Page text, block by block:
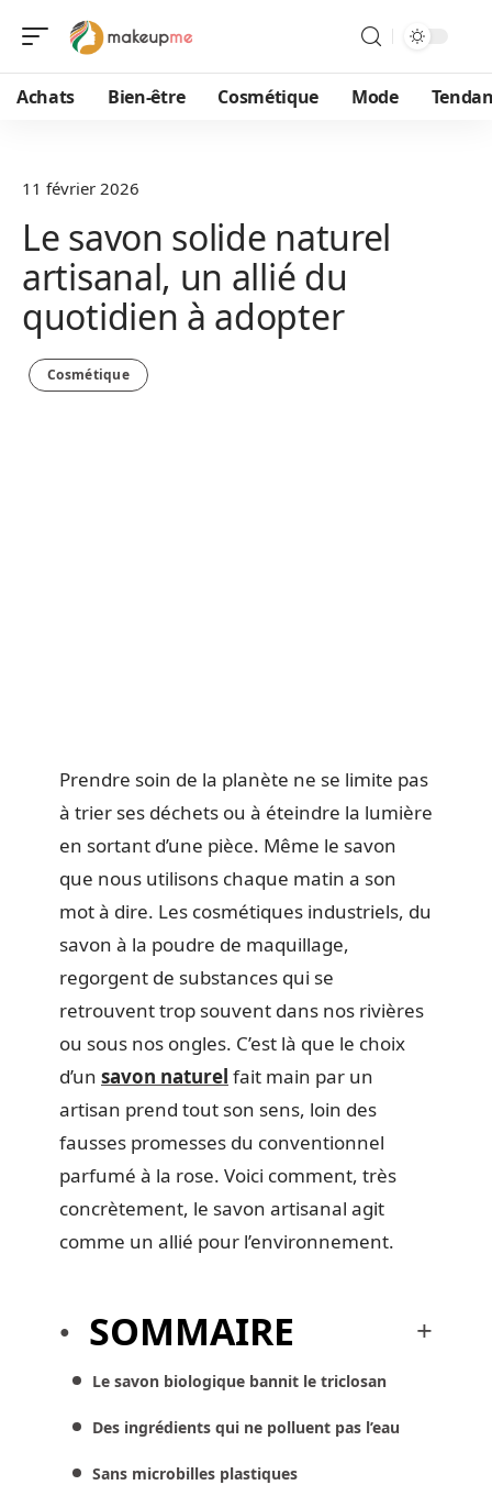
Achats Bien-être Cosmétique Mode
11 février 2026
Le savon solide naturel
artisanal, un allié du
quotidien à adopter
Cosmétique
Prendre soin de la planète ne se limite pas
à trier ses déchets ou à éteindre la lumière
en sortant d’une pièce. Même le savon
que nous utilisons chaque matin a son
mot à dire. Les cosmétiques industriels, du
savon à la poudre de maquillage,
regorgent de substances qui se
retrouvent trop souvent dans nos rivières
ou sous nos ongles. C’est là que le choix
d’un savon naturel fait main par un
artisan prend tout son sens, loin des
fausses promesses du conventionnel
parfumé à la rose. Voici comment, très
concrètement, le savon artisanal agit
comme un allié pour l’environnement.
SOMMAIRE
Le savon biologique bannit le triclosan
Des ingrédients qui ne polluent pas l’eau
Sans microbilles plastiques